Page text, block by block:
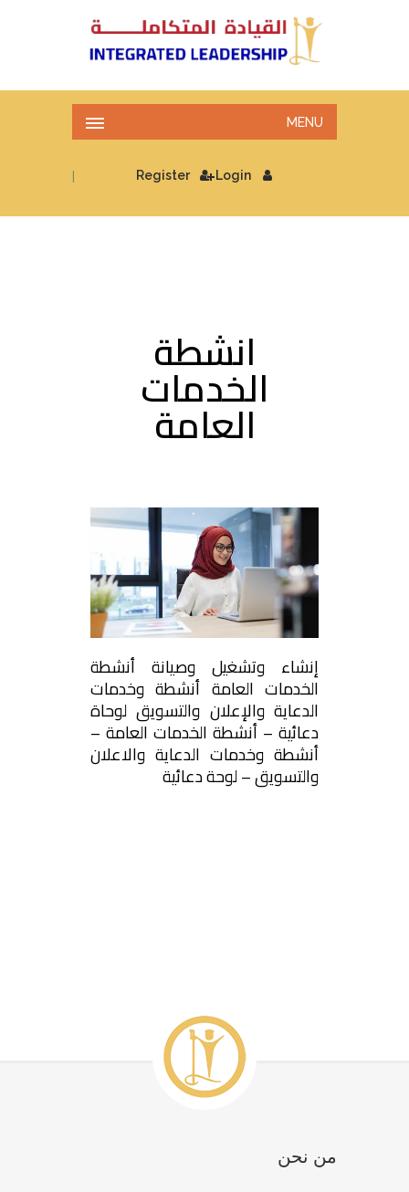
MENU
Login
| Register
انشطة
الخدمات
العامة
إنشاء وتشغيل وصيانة أنشطة
الخدمات العامة أنشطة وخدمات
الدعاية والإعلان والتسويق لوحاة
دعائية – أنشطة الخدمات العامة –
أنشطة وخدمات الدعاية والاعلان
والتسويق – لوحة دعائية
من نحن